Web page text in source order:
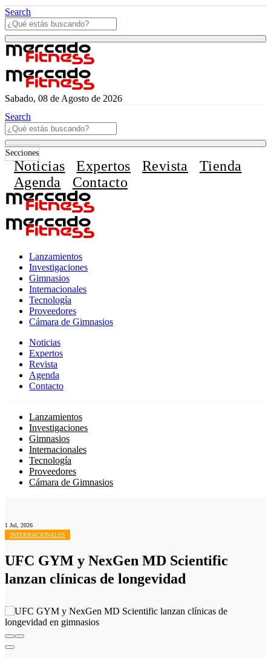
Search
Sabado, 08 de Agosto de 2026
Search
Secciones
Noticias Expertos Revista
Tienda
Agenda
Contacto
Lanzamientos
Investigaciones
Gimnasios
Internacionales
Tecnología
Proveedores
Cámara de Gimnasios
Noticias
Expertos
Revista
Agenda
Contacto
Lanzamientos
Investigaciones
Gimnasios
Internacionales
Tecnología
Proveedores
Cámara de Gimnasios
1 Jul, 2026
INTERNACIONALES
UFC GYM y NexGen MD Scientific
lanzan clínicas de longevidad